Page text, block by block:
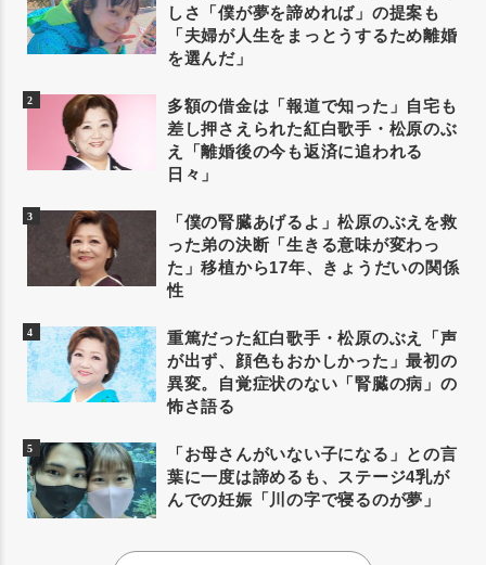
しさ「僕が夢を諦めれば」の提案も
「夫婦が人生をまっとうするため離婚
を選んだ」
多額の借金は「報道で知った」自宅も
差し押さえられた紅白歌手・松原のぶ
え「離婚後の今も返済に追われる
日々」
「僕の腎臓あげるよ」松原のぶえを救
った弟の決断「生きる意味が変わっ
た」移植から17年、きょうだいの関係
性
重篤だった紅白歌手・松原のぶえ「声
が出ず、顔色もおかしかった」最初の
異変。自覚症状のない「腎臓の病」の
怖さ語る
「お母さんがいない子になる」との言
葉に一度は諦めるも、ステージ4乳が
んでの妊娠「川の字で寝るのが夢」